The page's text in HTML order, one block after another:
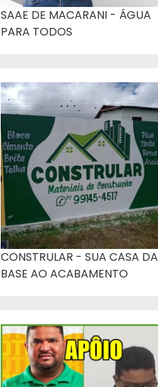
SAAE DE MACARANI - ÁGUA
PARA TODOS
CONSTRULAR - SUA CASA DA
BASE AO ACABAMENTO